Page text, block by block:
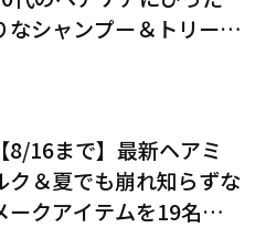
なシャンプー＆トリート
【8/16まで】最新ヘアミ
ク＆夏でも崩れ知らずな
ークアイテムを19名様